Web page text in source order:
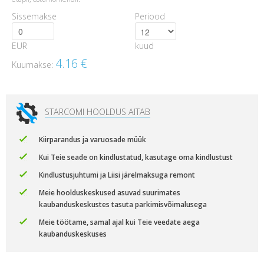
Sissemakse
EUR
Periood
kuud
Kuumakse: 4.16 €
STARCOMI HOOLDUS AITAB
Kiirparandus ja varuosade müük
Kui Teie seade on kindlustatud, kasutage oma kindlustust
Kindlustusjuhtumi ja Liisi järelmaksuga remont
Meie hoolduskeskused asuvad suurimates
kaubanduskeskustes tasuta parkimisvõimalusega
Meie töötame, samal ajal kui Teie veedate aega
kaubanduskeskuses